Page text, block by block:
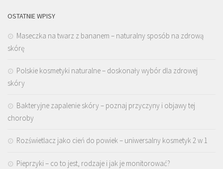
OSTATNIE WPISY
Maseczka na twarz z bananem – naturalny sposób na zdrową
skórę
Polskie kosmetyki naturalne – doskonały wybór dla zdrowej
skóry
Bakteryjne zapalenie skóry – poznaj przyczyny i objawy tej
choroby
Rozświetlacz jako cień do powiek – uniwersalny kosmetyk 2 w 1
Pieprzyki – co to jest, rodzaje i jak je monitorować?